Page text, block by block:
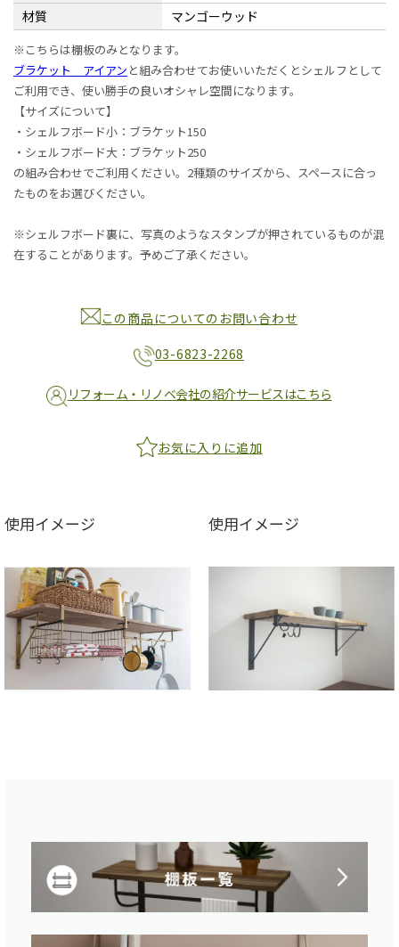
材質
マンゴーウッド
※こちらは棚板のみとなります。
ブラケット アイアン と組み合わせてお使いいただくとシェルフとして
ご利用でき、使い勝手の良いオシャレ空間になります。
【サイズについて】
・シェルフボード小：ブラケット150
・シェルフボード大：ブラケット250
の組み合わせでご利用ください。2種類のサイズから、スペースに合っ
たものをお選びください。
※シェルフボード裏に、写真のようなスタンプが押されているものが混
在することがあります。予めご了承ください。
この商品についてのお問い合わせ
03-6823-2268
リフォーム・リノベ会社の紹介サービスはこちら
お気に入りに追加
使用イメージ 使用イメージ